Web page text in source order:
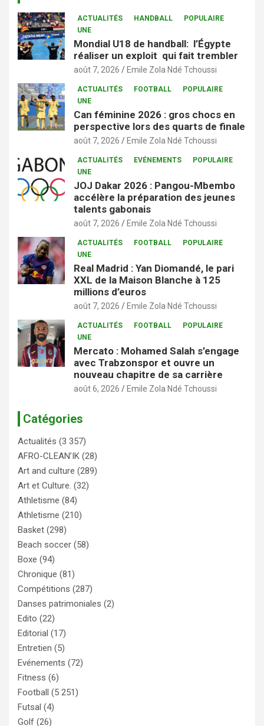
ACTUALITÉS HANDBALL
POPULAIRE
UNE
Mondial U18 de handball: l’Égypte
réaliser un exploit qui fait trembler
août 7, 2026 Emile Zola Ndé Tchoussi
ACTUALITÉS FOOTBALL
POPULAIRE
UNE
Can féminine 2026 : gros chocs en
perspective lors des quarts de finale
août 7, 2026 Emile Zola Ndé Tchoussi
ACTUALITÉS EVÉNEMENTS
POPULAIRE
UNE
JOJ Dakar 2026 : Pangou-Mbembo
accélère la préparation des jeunes
talents gabonais
août 7, 2026 Emile Zola Ndé Tchoussi
ACTUALITÉS FOOTBALL
POPULAIRE
UNE
Real Madrid : Yan Diomandé, le pari
XXL de la Maison Blanche à 125
millions d’euros
août 7, 2026 Emile Zola Ndé Tchoussi
ACTUALITÉS FOOTBALL
POPULAIRE
UNE
Mercato : Mohamed Salah s’engage
avec Trabzonspor et ouvre un
nouveau chapitre de sa carrière
août 6, 2026 Emile Zola Ndé Tchoussi
Catégories
Actualités (3 357)
AFRO-CLEAN’IK (28)
Art and culture (289)
Art et Culture. (32)
Athletisme (84)
Athletisme (210)
Basket (298)
Beach soccer (58)
Boxe (94)
Chronique (81)
Compétitions (287)
Danses patrimoniales (2)
Edito (22)
Editorial (17)
Entretien (5)
Evénements (72)
Fitness (6)
Football (5 251)
Futsal (4)
Golf (26)